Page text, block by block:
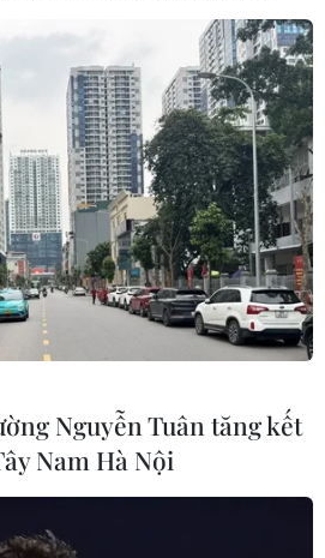
Nguyễn Tuân tăng kết
Nam Hà Nội